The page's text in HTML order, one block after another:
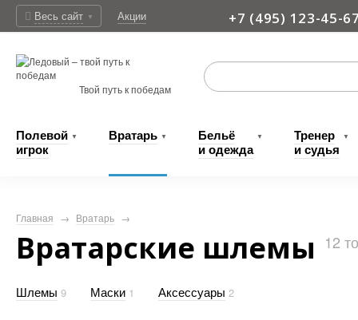
Весь сайт ▼
Акции
+7 (495) 123-45-
Твой путь к победам
Полевой
игрок
▼ Вратарь ▼
Бельё
и одежда
▼
Тренер
и судья
▼
Главная → Вратарь →
Вратарские шлемы 12
Шлемы 9 Маски 1 Аксессуары 2